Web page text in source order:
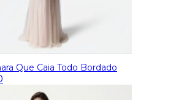
Que Caia Todo Bordado